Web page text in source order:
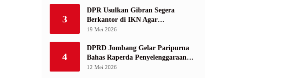
3
DPR Usulkan Gibran Segera
Berkantor di IKN Agar
Infrastruktur Tak Mangkrak dan
19 Mei 2026
4
DPRD Jombang Gelar Paripurna
Bahas Raperda Penyelenggaraan
Jasa Konstruksi
12 Mei 2026